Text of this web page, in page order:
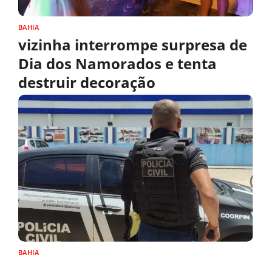
BAHIA
vizinha interrompe surpresa de
Dia dos Namorados e tenta
destruir decoração
BAHIA